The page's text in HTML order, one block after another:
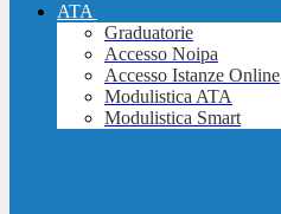
ATA
Graduatorie
Accesso Noipa
Accesso Istanze Online
Modulistica ATA
Modulistica Smart